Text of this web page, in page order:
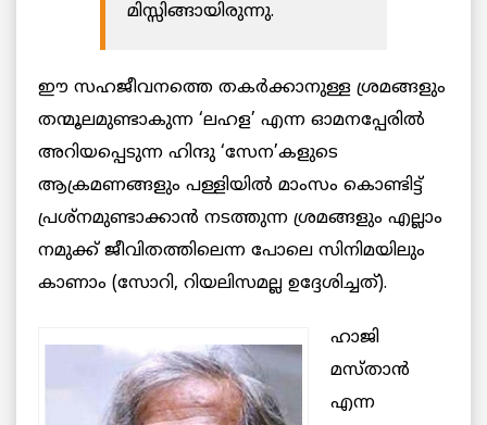
മിസ്സിങ്ങായിരുന്നു.
ഈ സഹജീവനത്തെ തകർക്കാനുള്ള ശ്രമങ്ങളും
തന്മൂലമുണ്ടാകുന്ന ‘ലഹള’ എന്ന ഓമനപ്പേരിൽ
അറിയപ്പെടുന്ന ഹിന്ദു ‘സേന’കളുടെ
ആക്രമണങ്ങളും പള്ളിയിൽ മാംസം കൊണ്ടിട്ട്
പ്രശ്നമുണ്ടാക്കാൻ നടത്തുന്ന ശ്രമങ്ങളും എല്ലാം
നമുക്ക് ജീവിതത്തിലെന്ന പോലെ സിനിമയിലും
കാണാം (സോറി, റിയലിസമല്ല ഉദ്ദേശിച്ചത്).
ഹാജി
മസ്താൻ
എന്ന